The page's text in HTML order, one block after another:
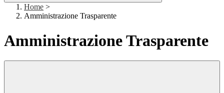
Home >
Amministrazione Trasparente
Amministrazione Trasparente